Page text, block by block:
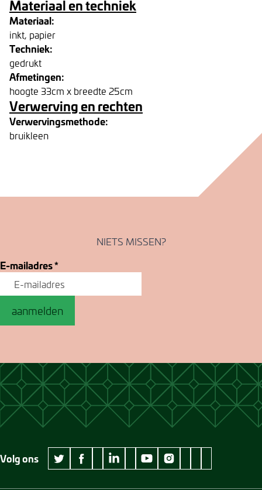
Materiaal en techniek
Materiaal:
inkt, papier
Techniek:
gedrukt
Afmetingen:
hoogte 33cm x breedte 25cm
Verwerving en rechten
Verwervingsmethode:
bruikleen
NIETS MISSEN?
E-mailadres*
aanmelden
Volg ons
twitter Museum Jan Cunen
facebook Museum Jan Cunen
wikipedia Museum Jan Cunen
linkedin Museum Jan Cunen
googleplus Museum Jan Cunen
youtube Museum Jan Cunen
instagram Museum